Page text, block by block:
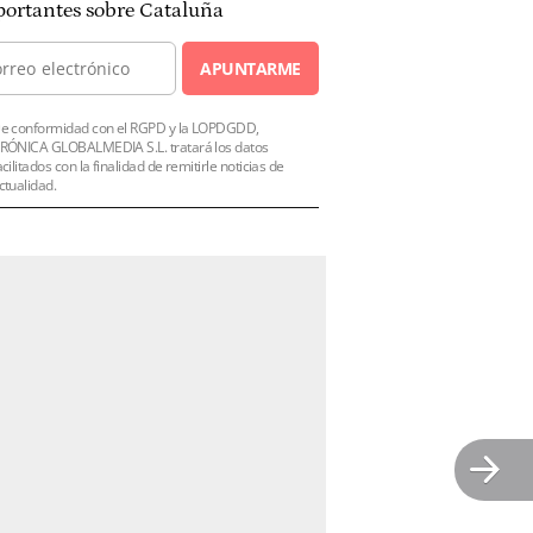
sobre Cataluña
APUNTARME
conformidad con el RGPD y la LOPDGDD,
GLOBALMEDIA S.L. tratará los datos
con la finalidad de remitirle noticias de